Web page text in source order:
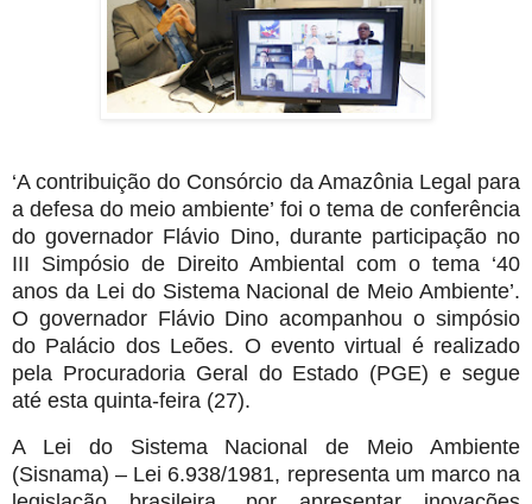
‘A contribuição do Consórcio da Amazônia Legal para
a defesa do meio ambiente’ foi o tema de conferência
do governador Flávio Dino, durante participação no
III Simpósio de Direito Ambiental com o tema ‘40
anos da Lei do Sistema Nacional de Meio Ambiente’.
O governador Flávio Dino acompanhou o simpósio
do Palácio dos Leões. O evento virtual é realizado
pela Procuradoria Geral do Estado (PGE) e segue
até esta quinta-feira (27).
A Lei do Sistema Nacional de Meio Ambiente
(Sisnama) – Lei 6.938/1981, representa um marco na